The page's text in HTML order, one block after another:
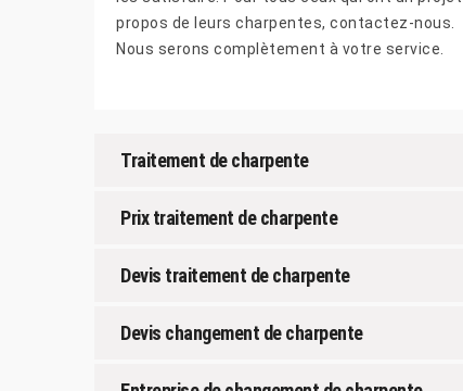
propos de leurs charpentes, contactez-nous.
Nous serons complètement à votre service.
Traitement de charpente
Prix traitement de charpente
Devis traitement de charpente
Devis changement de charpente